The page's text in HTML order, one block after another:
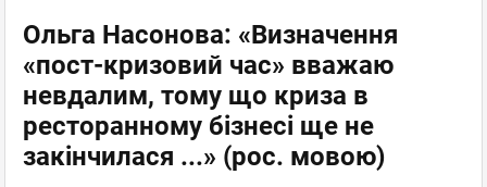
Ольга Насонова: «Визначення
«пост-кризовий час» вважаю
невдалим, тому що криза в
ресторанному бізнесі ще не
закінчилася ...» (рос. мовою)